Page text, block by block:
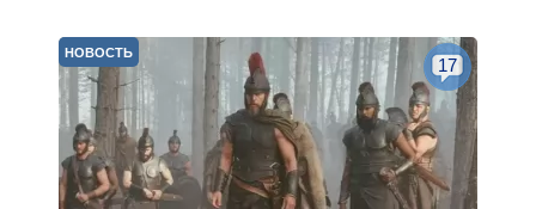
НОВОСТЬ
17